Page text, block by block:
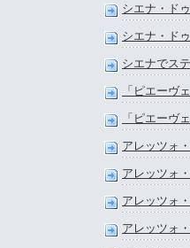
シエナ・ド
シエナ・ド
シエナでス
「ピエーヴ
「ピエーヴ
アレッツォ
アレッツォ
アレッツォ
アレッツォ